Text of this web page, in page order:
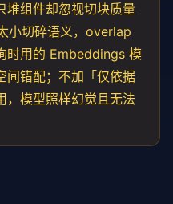
堆组件却忽视切块质量
切碎语义，overlap
时用的 Embeddings 模
间错配；不加「仅依据
，模型照样幻觉且无法